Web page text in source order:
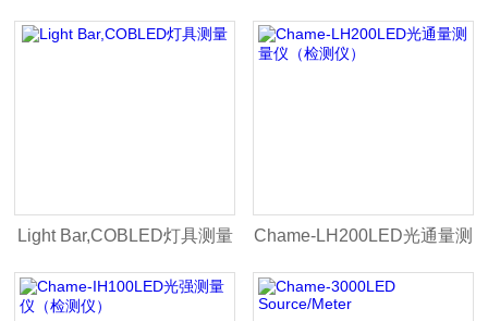
系统 统
Light Bar,COBLED灯具测量 Chame-LH200LED光通量测
量仪（检测仪）